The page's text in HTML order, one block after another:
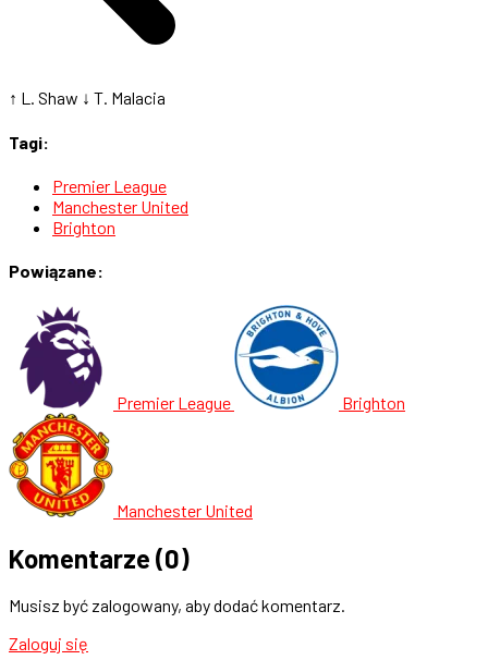
↑ L. Shaw ↓ T. Malacia
Tagi:
Premier League
Manchester United
Brighton
Powiązane:
Premier League Brighton
Manchester United
Komentarze (0)
Musisz być zalogowany, aby dodać komentarz.
Zaloguj się